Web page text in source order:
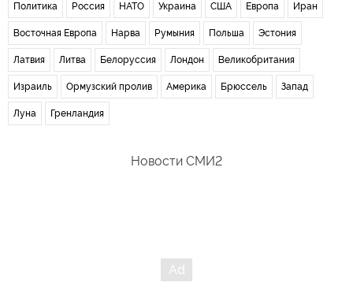
Политика Россия НАТО Украина США Европа Иран
Восточная Европа Нарва Румыния Польша Эстония
Латвия Литва Белоруссия Лондон Великобритания
Израиль Ормузский пролив Америка Брюссель Запад
Луна Гренландия
Новости СМИ2